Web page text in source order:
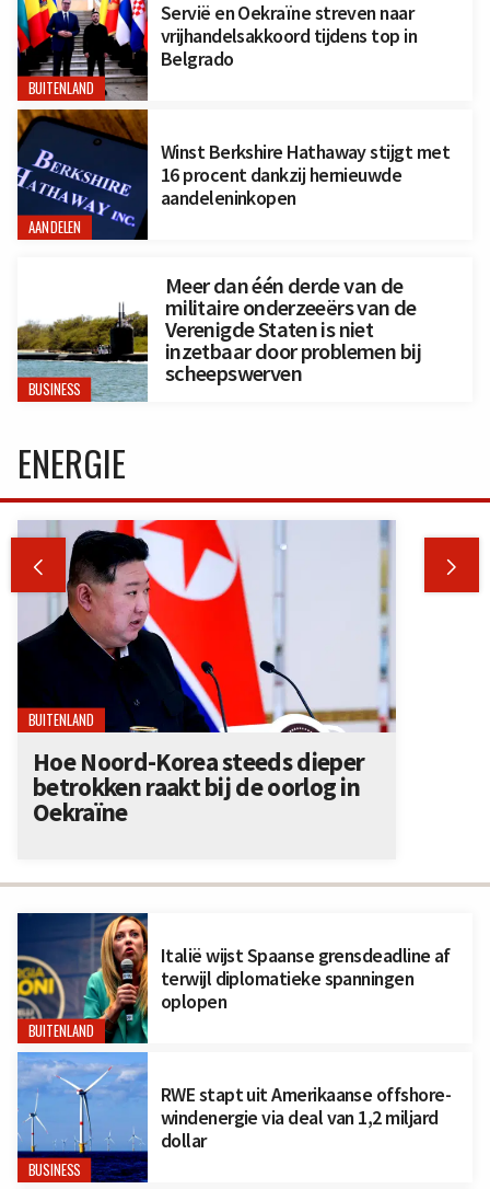
BUITENLAND
Servië en Oekraïne streven naar
vrijhandelsakkoord tijdens top in
Belgrado
AANDELEN
Winst Berkshire Hathaway stijgt met
16 procent dankzij hernieuwde
aandeleninkopen
BUSINESS
Meer dan één derde van de
militaire onderzeeërs van de
Verenigde Staten is niet
inzetbaar door problemen bij
scheepswerven
BUITENLAND
Italië wijst Spaanse grensdeadline af
terwijl diplomatieke spanningen
oplopen
BUSINESS
RWE stapt uit Amerikaanse offshore-
windenergie via deal van 1,2 miljard
dollar
ENERGIE
 
BUITENLAND
Hoe Noord-Korea steeds dieper
betrokken raakt bij de oorlog in
Oekraïne